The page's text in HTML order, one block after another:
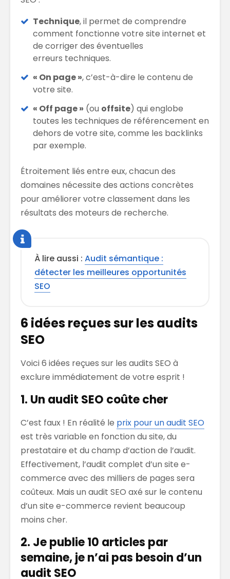
Technique, il permet de comprendre
comment fonctionne votre site internet et
de corriger des éventuelles
erreurs techniques.
« On page », c’est-à-dire le contenu de
votre site.
« Off page » (ou offsite) qui englobe
toutes les techniques de référencement en
dehors de votre site, comme les backlinks
par exemple.
Étroitement liés entre eux, chacun des
domaines nécessite des actions concrètes
pour améliorer votre classement dans les
résultats des moteurs de recherche.
À lire aussi : Audit sémantique :
détecter les meilleures opportunités
SEO
6 idées reçues sur les audits
SEO
Voici 6 idées reçues sur les audits SEO à
exclure immédiatement de votre esprit !
1. Un audit SEO coûte cher
C’est faux ! En réalité le prix pour un audit SEO
est très variable en fonction du site, du
prestataire et du champ d’action de l’audit.
Effectivement, l’audit complet d’un site e-
commerce avec des milliers de pages sera
coûteux. Mais un audit SEO axé sur le contenu
d’un site e-commerce revient beaucoup
moins cher.
2. Je publie 10 articles par
semaine, je n’ai pas besoin d’un
audit SEO